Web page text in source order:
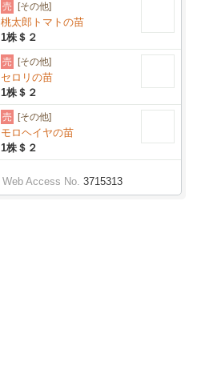
売 [その他]
桃太郎トマトの苗
1株＄２
売 [その他]
セロリの苗
1株＄２
売 [その他]
モロヘイヤの苗
1株＄２
Web Access No. 3715313